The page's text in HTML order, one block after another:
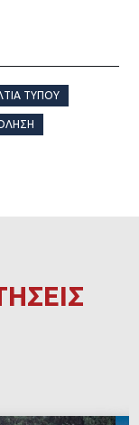
ΤΎΠΟΥ